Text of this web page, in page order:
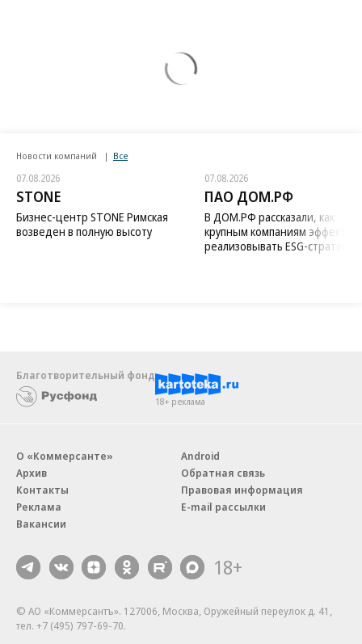
Новости компаний Все
07.08.2026
STONE
Бизнес-центр STONE Римская
возведен в полную высоту
07.08.2026
ПАО ДОМ.РФ
В ДОМ.РФ рассказали, как
крупным компаниям
реализовывать ESG-стратегию
Благотворительный фонд
18+ реклама
О «Коммерсанте»
Архив
Контакты
Реклама
Вакансии
Android
Обратная связь
Правовая информация
E-mail рассылки
18+
© АО «Коммерсантъ». 127006, Москва, Оружейный переулок д. 41,
тел. +7 (495) 797-69-70.